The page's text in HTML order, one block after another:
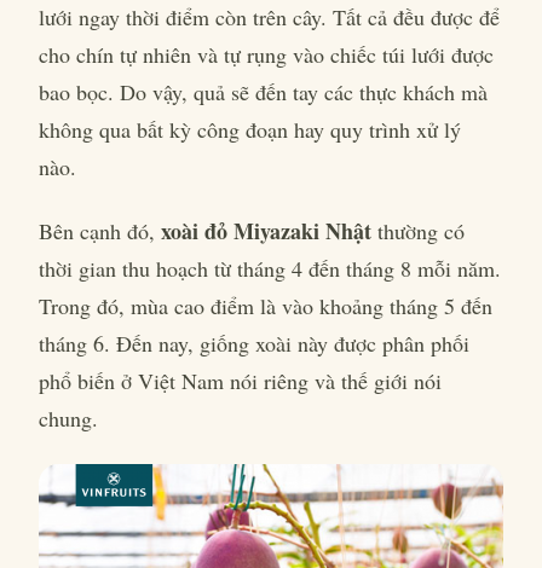
lưới ngay thời điểm còn trên cây. Tất cả đều được để
cho chín tự nhiên và tự rụng vào chiếc túi lưới được
bao bọc. Do vậy, quả sẽ đến tay các thực khách mà
không qua bất kỳ công đoạn hay quy trình xử lý
nào.
Bên cạnh đó, xoài đỏ Miyazaki Nhật thường có
thời gian thu hoạch từ tháng 4 đến tháng 8 mỗi năm.
Trong đó, mùa cao điểm là vào khoảng tháng 5 đến
tháng 6. Đến nay, giống xoài này được phân phối
phổ biến ở Việt Nam nói riêng và thế giới nói
chung.